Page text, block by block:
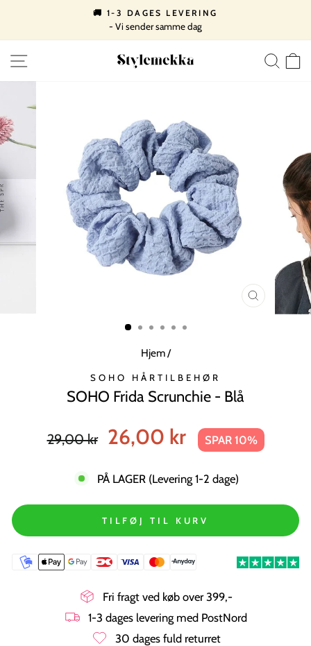
indhold
Pause
🚚 1-3 DAGES LEVERING
- Vi sender samme dag
SIDE NAVIGATION
LUK
MODUL
Hjem/
SOHO HÅRTILBEHØR
SOHO Frida Scrunchie - Blå
pris
29,00 kr
Tilbudspris
26,00 kr SPAR 10%
PÅ LAGER (Levering 1-2 dage)
TILFØJ TIL KURV
Fri fragt ved køb over 399,-
1-3 dages levering med PostNord
30 dages fuld returret